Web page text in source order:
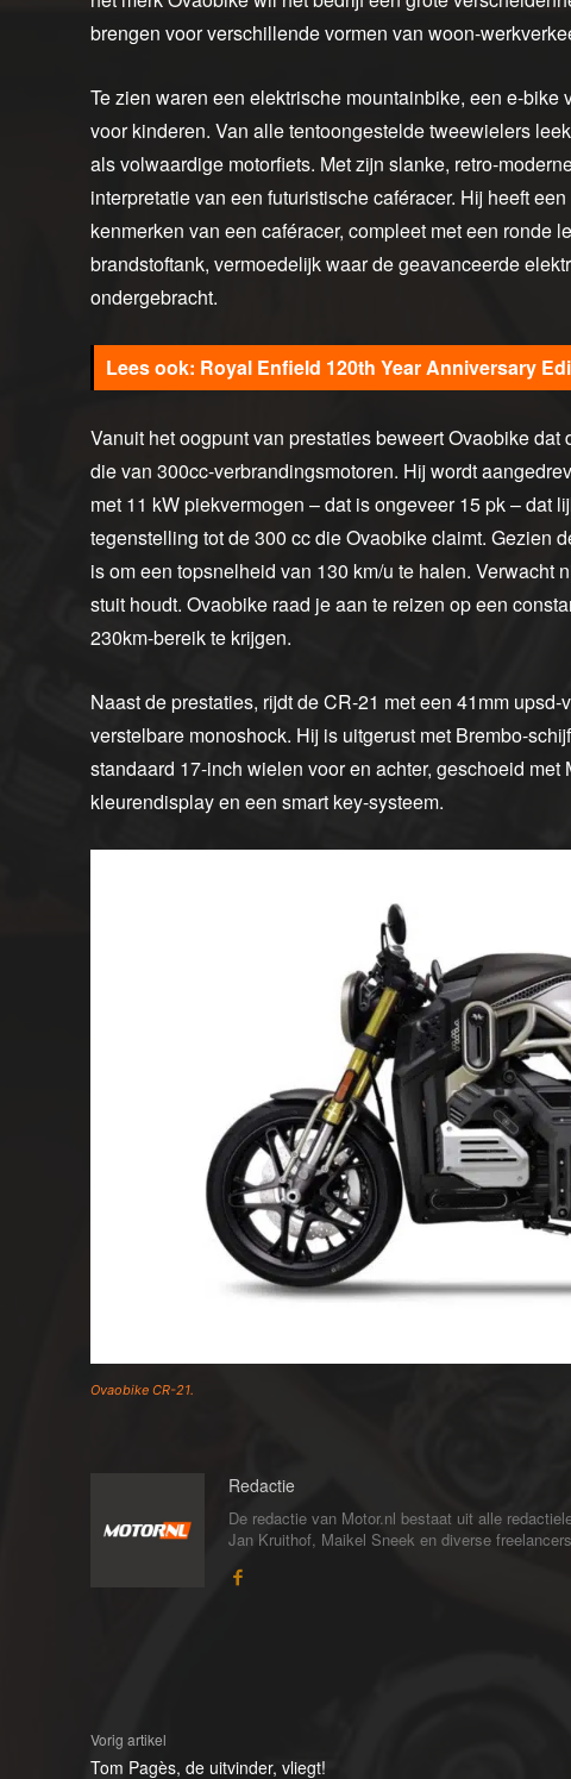
brengen voor verschillende vormen van woon-
Te zien waren een elektrische mountainbike, een e-
voor kinderen. Van alle tentoongestelde tweewielers
als volwaardige motorfiets. Met zijn slanke, retro-
interpretatie van een futuristische caféracer. Hij heeft
kenmerken van een caféracer, compleet met een ronde
brandstoftank, vermoedelijk waar de geavanceerde
ondergebracht.
Royal Enfield 120th Year Anniversary
Vanuit het oogpunt van prestaties beweert Ovaobike
die van 300cc-verbrandingsmotoren. Hij wordt
met 11 kW piekvermogen – dat is ongeveer 15 pk – dat
tegenstelling tot de 300 cc die Ovaobike claimt. Gezien
is om een topsnelheid van 130 km/u te halen. Verwacht
stuit houdt. Ovaobike raad je aan te reizen op een
230km-bereik te krijgen.
Naast de prestaties, rijdt de CR-21 met een 41mm
verstelbare monoshock. Hij is uitgerust met Brembo-
standaard 17-inch wielen voor en achter, geschoeid
kleurendisplay en een smart key-systeem.
Ovaobike CR-21.
Redactie
De redactie van Motor.nl bestaat uit alle
Jan Kruithof, Maikel Sneek en diverse
Vorig artikel
Tom Pagès, de uitvinder, vliegt!